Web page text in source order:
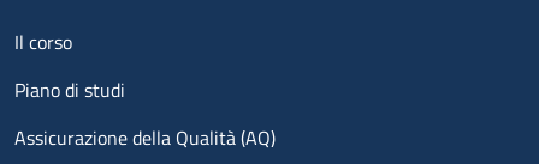
Menu footer 1
Il corso
Piano di studi
Assicurazione della Qualità (AQ)